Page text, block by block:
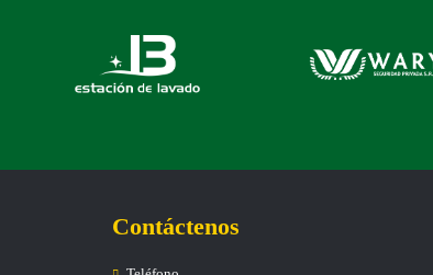
Contáctenos